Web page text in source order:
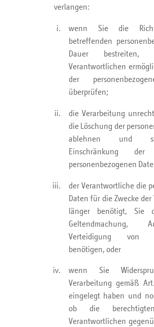
verlangen:
wenn Sie die
betreffenden
Dauer
Verantwortlichen
der
überprüfen;
die Verarbeitung
die Löschung der
ablehnen und
Einschränkung
personenbezogenen
der Verantwortliche die
Daten für die Zwecke
länger benötigt, Sie
Geltendmachung,
Verteidigung von
benötigen, oder
wenn Sie
Verarbeitung gemäß
eingelegt haben und
ob die
Verantwortlichen